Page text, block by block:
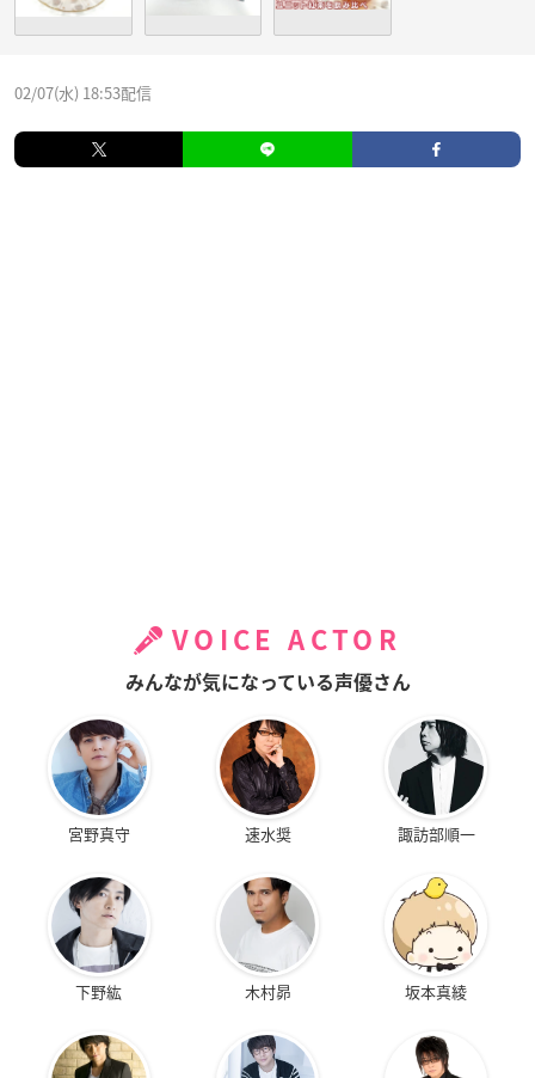
02/07(水) 18:53配信
VOICE ACTOR
みんなが気になっている声優さん
宮野真守 速水奨 諏訪部順一
下野紘 木村昴 坂本真綾